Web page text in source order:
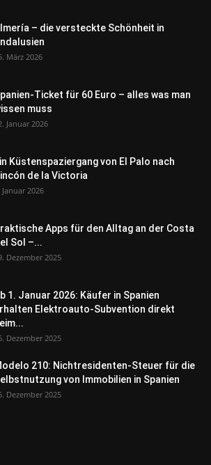
– die versteckte Schönheit in
März 2026
Ticket für 60 Euro – alles was man
muss
Januar 2026
Küstenspaziergang von El Palo nach
de la Victoria
Januar 2026
Apps für den Alltag an der Costa
Sol –...
Dezember 2025
1. Januar 2026: Käufer in Spanien
Elektroauto-Subvention direkt
Dezember 2025
210: Nichtresidenten-Steuer für die
von Immobilien in Spanien
Dezember 2025